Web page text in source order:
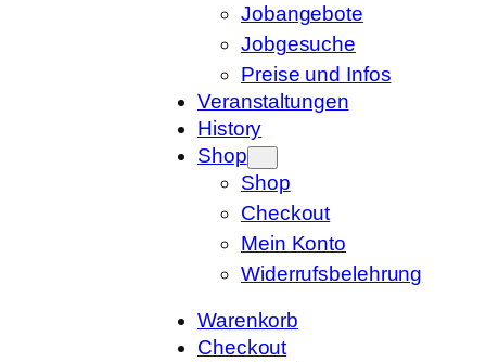
Jobangebote
Jobgesuche
Preise und Infos
Veranstaltungen
History
Shop
Shop
Checkout
Mein Konto
Widerrufsbelehrung
Warenkorb
Checkout